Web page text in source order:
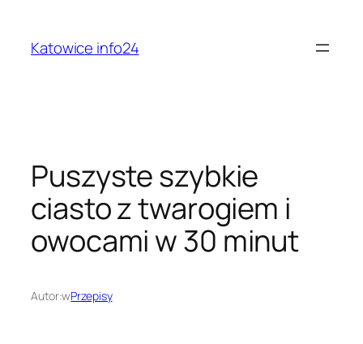
treściKatowice info24
Puszyste szybkie
ciasto z twarogiem i
owocami w 30 minut
Autor:wPrzepisy